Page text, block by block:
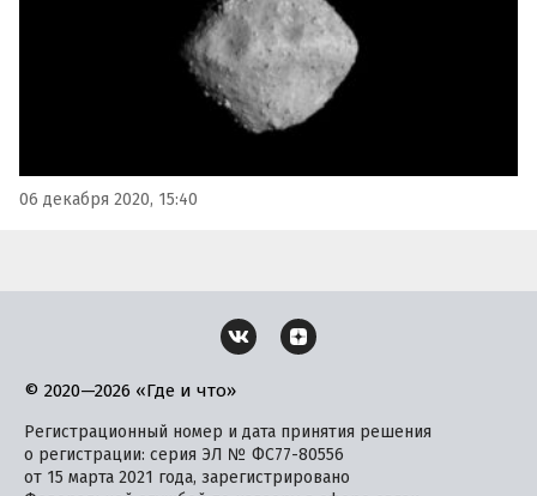
06 декабря 2020, 15:40
© 2020—2026 «Где и что»
Регистрационный номер и дата принятия решения
о регистрации: серия ЭЛ № ФС77-80556
от 15 марта 2021 года, зарегистрировано